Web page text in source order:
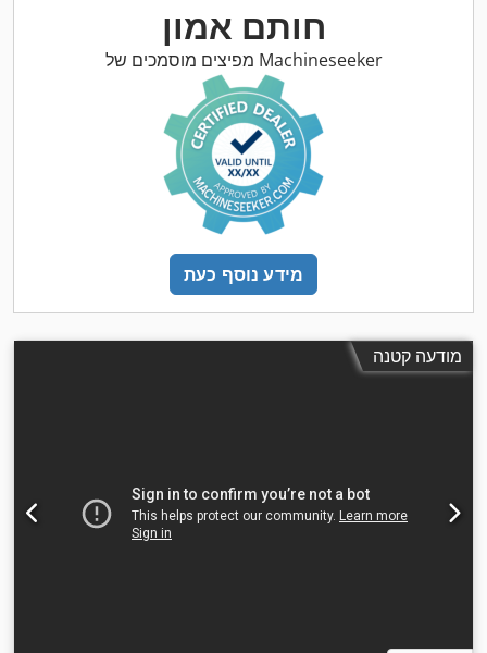
חותם אמון
מפיצים מוסמכים של Machineseeker
מידע נוסף כעת
מודעה קטנה